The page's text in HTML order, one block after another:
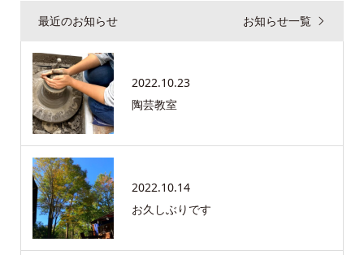
最近のお知らせ お知らせ一覧
2022.10.23
陶芸教室
2022.10.14
お久しぶりです